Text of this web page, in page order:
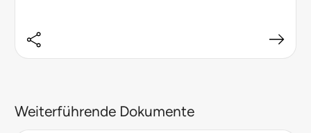
Weiterführende Dokumente